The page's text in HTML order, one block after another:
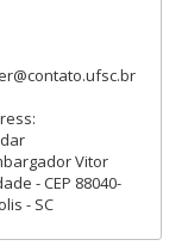
Vitor
- CEP 88040-
- SC